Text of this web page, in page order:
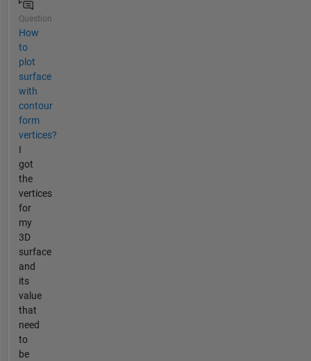
Question
How
to
plot
surface
with
contour
form
vertices?
I
got
the
vertices
for
my
3D
surface
and
its
value
that
need
to
be